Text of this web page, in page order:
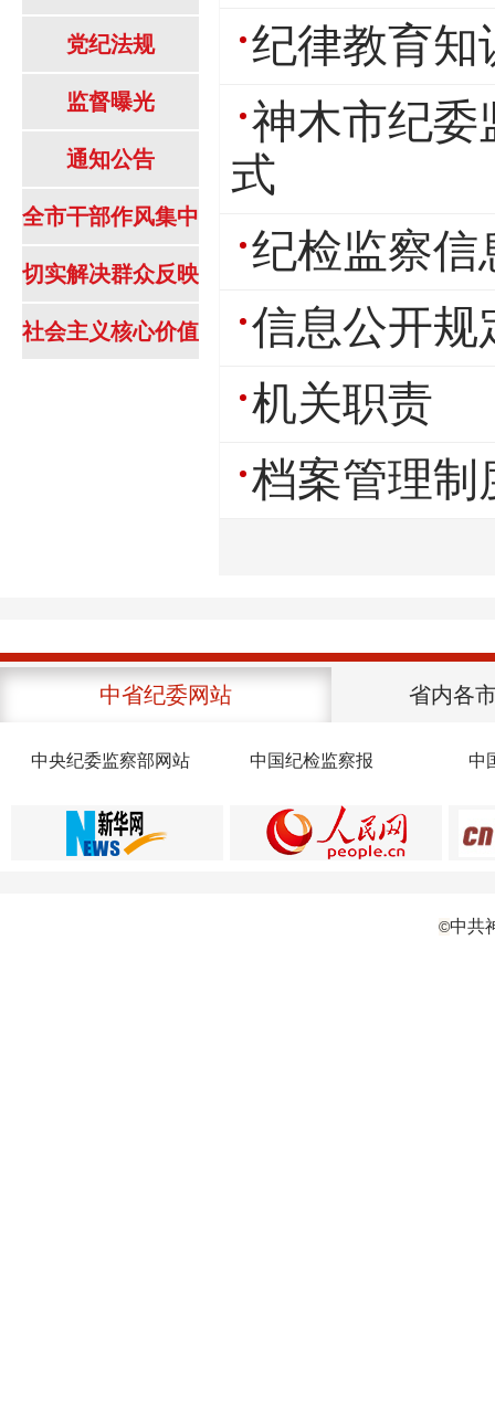
党纪法规
监督曝光
通知公告
全市干部作风集中
整顿
切实解决群众反映
强烈突出问题专项
社会主义核心价值
纪律教育知
神木市纪委
式
纪检监察信
信息公开规
机关职责
档案管理制
中省纪委网站 省内各
中央纪委监察部网站 中国纪检监察报 中
©中共